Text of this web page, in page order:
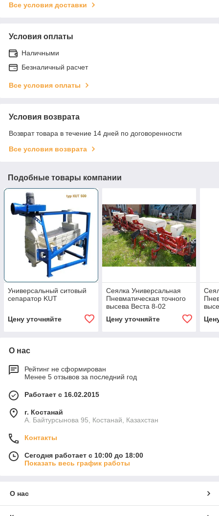
Все условия доставки
Условия оплаты
Наличными
Безналичный расчет
Все условия оплаты
Условия возврата
Возврат товара в течение 14 дней по договоренности
Все условия возврата
Подобные товары компании
Универсальный ситовый
сепаратор KUT
Цену уточняйте
Сеялка Универсальная
Пневматическая точного
высева Веста 8-02
Цену уточняйте
О нас
Рейтинг не сформирован
Менее 5 отзывов за последний год
Работает с 16.02.2015
г. Костанай
А. Байтурсынова 95, Костанай, Казахстан
Контакты
Сегодня работает с 10:00 до 18:00
Показать весь график работы
О нас